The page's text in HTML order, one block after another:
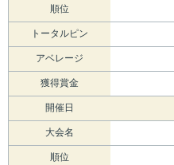
順位
トータルピン
アベレージ
獲得賞金
開催日
大会名
順位